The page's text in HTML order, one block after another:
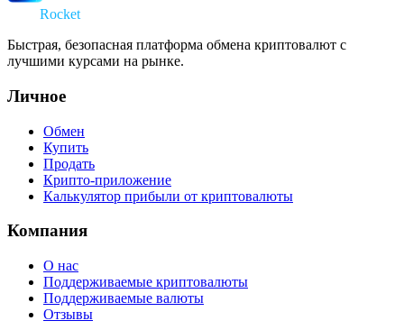
Rocket
Быстрая, безопасная платформа обмена криптовалют с
лучшими курсами на рынке.
Личное
Обмен
Купить
Продать
Крипто-приложение
Калькулятор прибыли от криптовалюты
Компания
О нас
Поддерживаемые криптовалюты
Поддерживаемые валюты
Отзывы